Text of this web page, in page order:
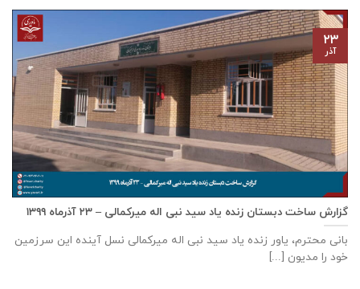
گزارش ساخت دبستان زنده ياد سيد نبی اله ميركمالی – ۲۳ آذر‌ماه ۱۳۹۹
بانی محترم، یاور زنده ياد سيد نبی اله ميركمالی نسل آینده این سرزمین
خود را مدیون [...]
۲۳
آذر